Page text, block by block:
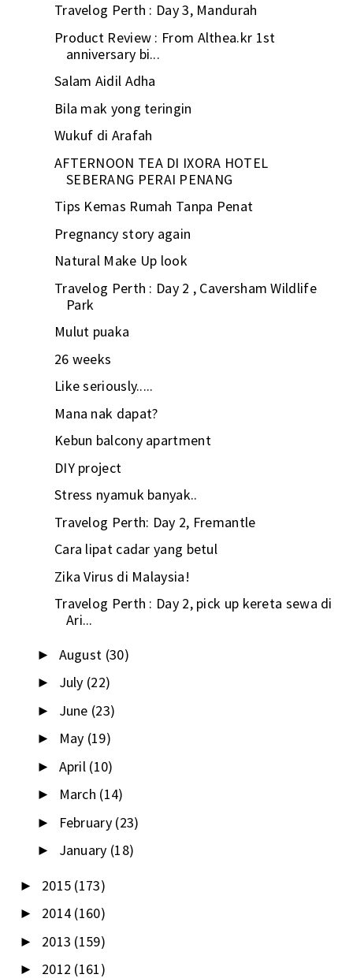
Travelog Perth : Day 3, Mandurah
Product Review : From Althea.kr 1st
anniversary bi...
Salam Aidil Adha
Bila mak yong teringin
Wukuf di Arafah
AFTERNOON TEA DI IXORA HOTEL
SEBERANG PERAI PENANG
Tips Kemas Rumah Tanpa Penat
Pregnancy story again
Natural Make Up look
Travelog Perth : Day 2 , Caversham Wildlife
Park
Mulut puaka
26 weeks
Like seriously.....
Mana nak dapat?
Kebun balcony apartment
DIY project
Stress nyamuk banyak..
Travelog Perth: Day 2, Fremantle
Cara lipat cadar yang betul
Zika Virus di Malaysia!
Travelog Perth : Day 2, pick up kereta sewa di
Ari...
► August (30)
► July (22)
► June (23)
► May (19)
► April (10)
► March (14)
► February (23)
► January (18)
► 2015 (173)
► 2014 (160)
► 2013 (159)
► 2012 (161)